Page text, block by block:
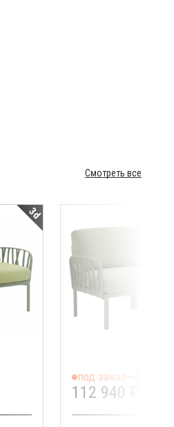
Смотреть все
3d
под заказ
112 940 ₽